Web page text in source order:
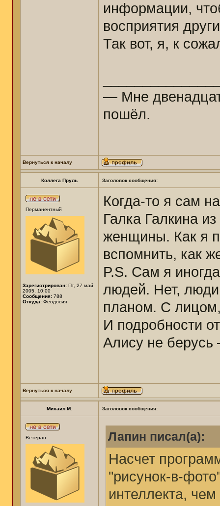
информации,
восприятия
Так вот, я, к
— Мне
пошёл.
Вернуться к началу
Коллега Пруль Заголовок сообщения:
Перманентный
Зарегистрирован: Пт, 27 май
2005, 10:00
Сообщения: 788
Откуда: Феодосия
Когда-то я сам
Галка Галкина
женщины. Как я
вспомнить, как
P.S. Сам я
людей. Нет, люди
планом. С
И подробности
Алису не
Вернуться к началу
Михаил М. Заголовок сообщения:
Ветеран Лапин писал(а):
Насчет
"рисунок-в-
интеллекта,